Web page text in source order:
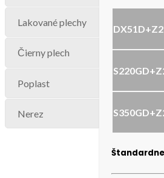
Lakované plechy
Čierny plech
Poplast
Nerez